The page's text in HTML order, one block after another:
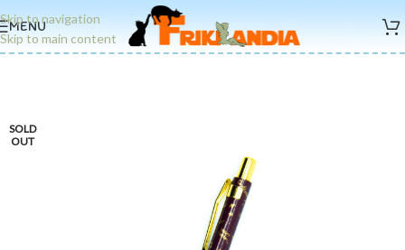
Skip to navigation
Skip to main content
MENU
SOLD
OUT